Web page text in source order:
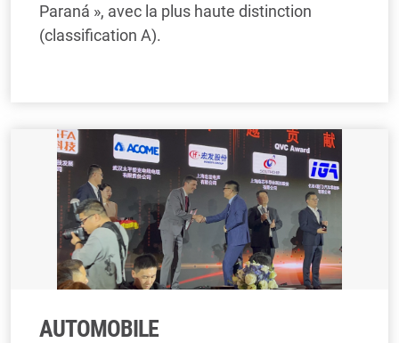
Paraná », avec la plus haute distinction
(classification A).
AUTOMOBILE